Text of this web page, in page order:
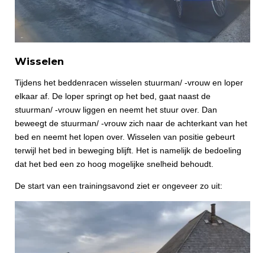
Wisselen
Tijdens het beddenracen wisselen stuurman/ -vrouw en loper
elkaar af. De loper springt op het bed, gaat naast de
stuurman/ -vrouw liggen en neemt het stuur over. Dan
beweegt de stuurman/ -vrouw zich naar de achterkant van het
bed en neemt het lopen over. Wisselen van positie gebeurt
terwijl het bed in beweging blijft. Het is namelijk de bedoeling
dat het bed een zo hoog mogelijke snelheid behoudt.
De start van een trainingsavond ziet er ongeveer zo uit: